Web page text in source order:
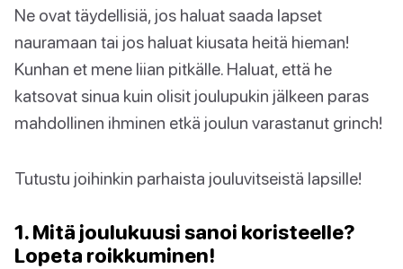
Ne ovat täydellisiä, jos haluat saada lapset
nauramaan tai jos haluat kiusata heitä hieman!
Kunhan et mene liian pitkälle. Haluat, että he
katsovat sinua kuin olisit joulupukin jälkeen paras
mahdollinen ihminen etkä joulun varastanut grinch!
Tutustu joihinkin parhaista jouluvitseistä lapsille!
1. Mitä joulukuusi sanoi koristeelle?
Lopeta roikkuminen!